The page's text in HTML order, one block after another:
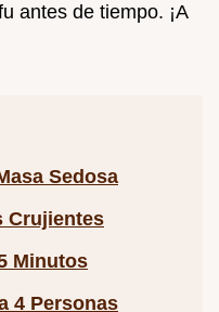
antes de tiempo. ¡A
Sedosa
Crujientes
Minutos
4 Personas